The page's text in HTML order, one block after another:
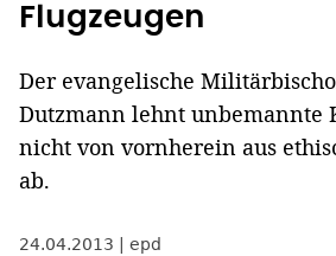
Flugzeugen
Der evangelische
Dutzmann lehnt unbemannte
nicht von vornherein aus
ab.
24.04.2013 epd